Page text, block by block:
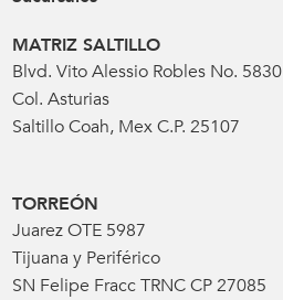
MATRIZ SALTILLO
Blvd. Vito Alessio Robles No. 5830
Col. Asturias
Saltillo Coah, Mex C.P. 25107
TORREÓN
Juarez OTE 5987
Tijuana y Periférico
SN Felipe Fracc TRNC CP 27085